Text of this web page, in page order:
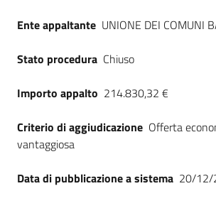
Ente appaltante UNIONE DEI COMUNI
Stato procedura Chiuso
Importo appalto 214.830,32 €
Criterio di aggiudicazione Offerta
vantaggiosa
Data di pubblicazione a sistema 20/12/